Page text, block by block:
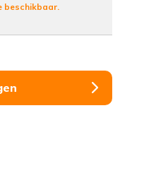
beschikbaar.